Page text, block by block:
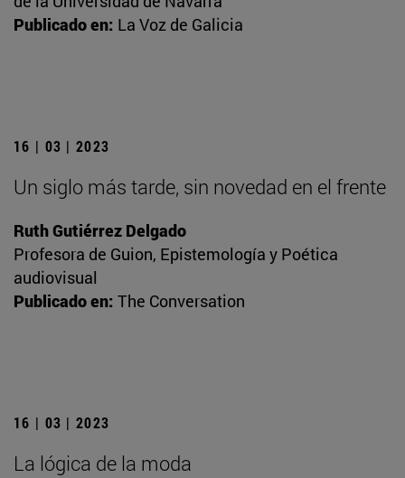
Publicado en: La Voz de Galicia
16 | 03 | 2023
Un siglo más tarde, sin novedad en el frente
Ruth Gutiérrez Delgado
Profesora de Guion, Epistemología y Poética
audiovisual
Publicado en: The Conversation
16 | 03 | 2023
La lógica de la moda